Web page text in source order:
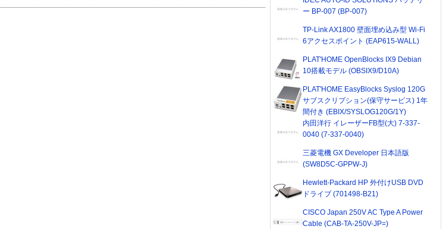
ー BP-007 (BP-007)
TP-Link AX1800 壁面埋め込み型 Wi-Fi
6アクセスポイント (EAP615-WALL)
PLAT'HOME OpenBlocks IX9 Debian
10搭載モデル (OBSIX9/D10A)
PLAT'HOME EasyBlocks Syslog 120G
サブスクリプション(保守サービス) 1年
間付き (EBIX/SYSLOG120G/1Y)
内田洋行 イレーザーFB型(大) 7-337-
0040 (7-337-0040)
三菱電機 GX Developer 日本語版
(SW8D5C-GPPW-J)
Hewlett-Packard HP 外付けUSB DVD
ドライブ (701498-B21)
CISCO Japan 250V AC Type A Power
Cable (CAB-TA-250V-JP=)